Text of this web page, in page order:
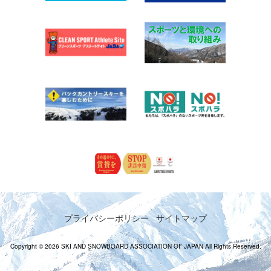
プライバシーポリシー サイトマップ
Copyright © 2026 SKI AND SNOWBOARD ASSOCIATION OF JAPAN All Rights Reserved.